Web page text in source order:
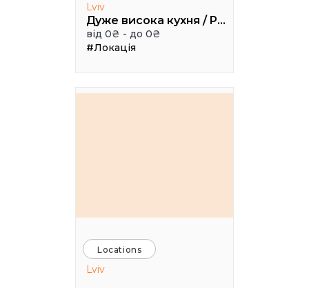
Lviv
Дуже висока кухня / Pretty High Kitchen
від 0₴ - до 0₴
#Локація
Locations
Lviv